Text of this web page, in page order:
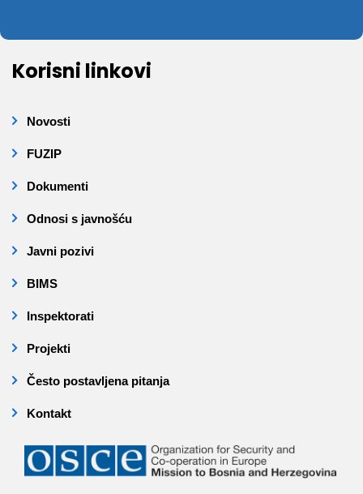
Korisni linkovi
Novosti
FUZIP
Dokumenti
Odnosi s javnošću
Javni pozivi
BIMS
Inspektorati
Projekti
Često postavljena pitanja
Kontakt